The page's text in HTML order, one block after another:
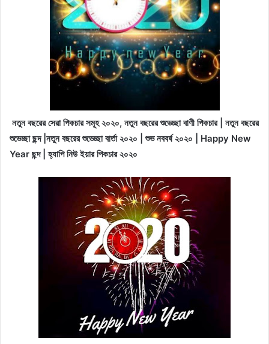
নতুন বছরের সেরা পিকচার সমূহ ২০২০, নতুন বছরের শুভেচ্ছা বাণী পিকচার | নতুন বছরের
শুভেচ্ছা ছন্দ |নতুন বছরের শুভেচ্ছা বার্তা ২০২০ | শুভ নববর্ষ ২০২০ | Happy New
Year ছন্দ | হ্যাপি নিউ ইয়ার পিকচার ২০২০